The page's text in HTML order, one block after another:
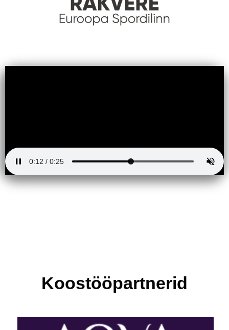
Koostööpartnerid